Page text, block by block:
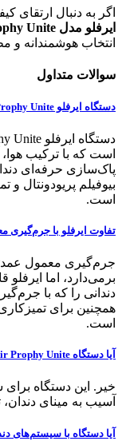
اگر به دنبال
ایرفلو مدل Air Prophy Unite
انتخاب هوشمندانه و
سوالات متداول
دستگاه ایرفلو Air Prophy Unite چیست و چه کاربردی دارد؟
است که با ترکیب
پاک‌سازی حرفه‌ای
بیوفیلم پریودونتال
است.
تفاوت ایرفلو با
جرم‌گیری معمول
برمی‌دارد، اما
دندانی را که با
همچنین برای
است.
آیا دستگاه Air Prophy Unite به مینای دندان آسیب می‌زند؟
خیر. این دستگاه
آسیب به مینای
آیا دستگاه با سیستم‌های